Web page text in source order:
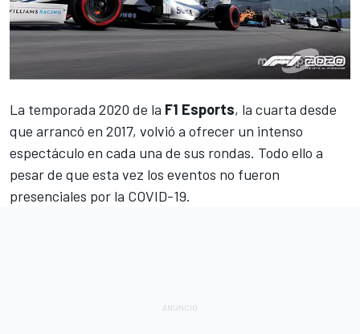
La temporada 2020 de la F1 Esports, la cuarta desde
que arrancó en 2017, volvió a ofrecer un intenso
espectáculo en cada una de sus rondas. Todo ello a
pesar de que esta vez los eventos no fueron
presenciales por la COVID-19.